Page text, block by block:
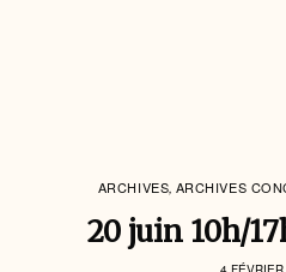
ARCHIVES, ARCHIVES
20 juin 10h/